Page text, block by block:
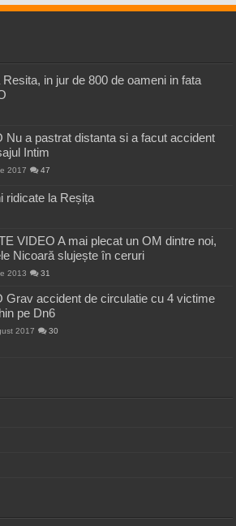
in jur de 800 de oameni in fata
Nu a pastrat distanta si a facut accident
Intim
2017 47
ridicate la Reșița
VIDEO A mai plecat un OM dintre noi,
Nicoară slujește în ceruri
2013 31
Grav accident de circulatie cu 4 victime
pe Dn6
2017 30